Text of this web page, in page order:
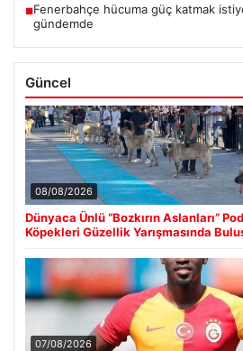
■Fenerbahçe hücuma güç katmak
gündemde
Güncel
08/08/2026
Dünyaca Ünlü “Bozkırın Aslanları”
Köpekleri Güzellik Yarışmasında
07/08/2026